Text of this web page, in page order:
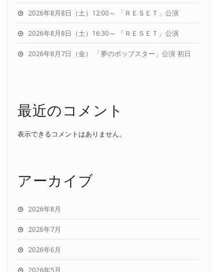
2026年8月8日（土）12:00～ 「ＲＥＳＥＴ」公演
2026年8月8日（土）16:30～ 「ＲＥＳＥＴ」公演
2026年8月7日（金） 「夢のポップスター」公演 初日
最近のコメント
表示できるコメントはありません。
アーカイブ
2026年8月
2026年7月
2026年6月
2026年5月